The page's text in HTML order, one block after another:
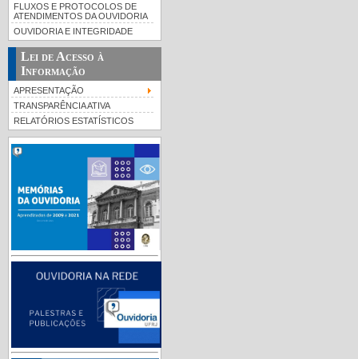
FLUXOS E PROTOCOLOS DE
ATENDIMENTOS DA OUVIDORIA
OUVIDORIA E INTEGRIDADE
Lei de Acesso à
Informação
APRESENTAÇÃO
TRANSPARÊNCIA ATIVA
RELATÓRIOS ESTATÍSTICOS